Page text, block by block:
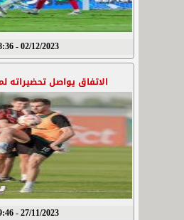
02/12/2023 - 8:36 م
الاتفاق يواصل تحضيراته
27/11/2023 - 9:46 م